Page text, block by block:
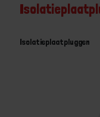
Isolatieplaatpluggen